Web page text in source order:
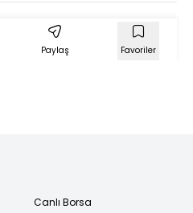
Paylaş Favoriler
Canlı Borsa